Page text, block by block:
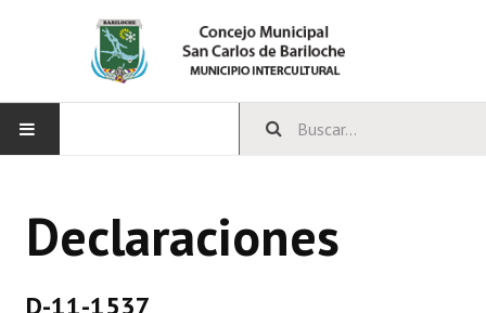
CONCEJO
Declaraciones
D-11-1537